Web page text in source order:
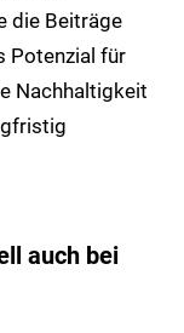
die Beiträge
Potenzial für
Nachhaltigkeit
auch bei